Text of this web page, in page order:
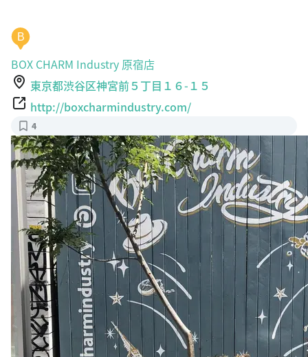
BOX CHARM Industry 原宿店
東京都渋谷区神宮前５丁目１６-１５
http://boxcharmindustry.com/
4